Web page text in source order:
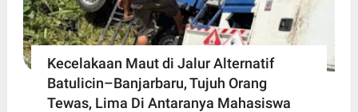
Kecelakaan Maut di Jalur Alternatif
Batulicin–Banjarbaru, Tujuh Orang
Tewas, Lima Di Antaranya Mahasiswa